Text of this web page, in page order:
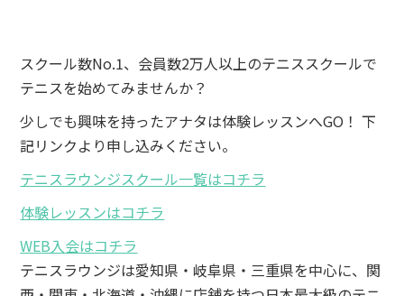
スクール数No.1、会員数2万人以上のテニススクールで
テニスを始めてみませんか？
少しでも興味を持ったアナタは体験レッスンへGO！ 下
記リンクより申し込みください。
テニスラウンジスクール一覧はコチラ
体験レッスンはコチラ
WEB入会はコチラ
テニスラウンジは愛知県・岐阜県・三重県を中心に、関